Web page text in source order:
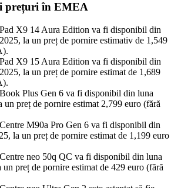
prețuri în EMEA
X9 14 Aura Edition va fi disponibil din
la un preț de pornire estimativ de 1,549
X9 15 Aura Edition va fi disponibil din
la un preț de pornire estimat de 1,689
Plus Gen 6 va fi disponibil din luna
un preț de pornire estimat 2,799 euro (fără
M90a Pro Gen 6 va fi disponibil din
la un preț de pornire estimat de 1,199 euro
neo 50q QC va fi disponibil din luna
preț de pornire estimat de 429 euro (fără